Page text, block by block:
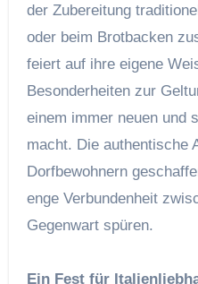
der Zubereitung
oder beim Brotbacken
feiert auf ihre eigene
Besonderheiten zur
einem immer neuen und
macht. Die authentische
Dorfbewohnern
enge Verbundenheit
Gegenwart spüren.
Ein Fest für